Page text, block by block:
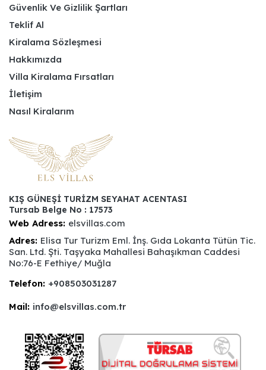
Güvenlik Ve Gizlilik Şartları
Teklif Al
Kiralama Sözleşmesi
Hakkımızda
Villa Kiralama Fırsatları
İletişim
Nasıl Kiralarım
KIŞ GÜNEŞİ TURİZM SEYAHAT ACENTASI
Tursab Belge No : 17573
Web Adress: elsvillas.com
Adres: Elisa Tur Turizm Eml. İnş. Gıda Lokanta Tütün Tic.
San. Ltd. Şti. Taşyaka Mahallesi Bahaşıkman Caddesi
No:76-E Fethiye/ Muğla
Telefon: +908503031287
Mail: info@elsvillas.com.tr